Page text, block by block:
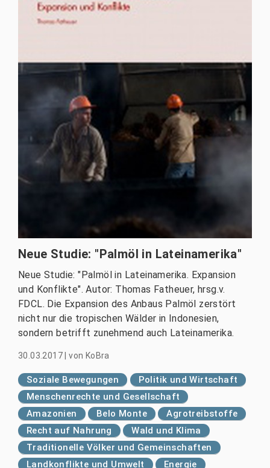
Neue Studie: "Palmöl in Lateinamerika"
Neue Studie: "Palmöl in Lateinamerika. Expansion
und Konflikte". Autor: Thomas Fatheuer, hrsg.v.
FDCL. Die Expansion des Anbaus Palmöl zerstört
nicht nur die tropischen Wälder in Indonesien,
sondern betrifft zunehmend auch Lateinamerika.
30.03.2017 |von KoBra
Soziale Bewegungen
Politik und Wirtschaft
Menschenrechte und Gesellschaft
Amazonien
Belo Monte
Agrotreibstoffe
Recht auf Nahrung
Wald und Klima
Traditionelle Völker und Gemeinschaften
Landkonflikte und Umwelt
Energie